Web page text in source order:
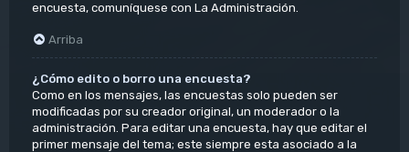
encuesta, comuníquese con La Administración.
Arriba
¿Cómo edito o borro una encuesta?
Como en los mensajes, las encuestas solo pueden ser
modificadas por su creador original, un moderador o la
administración. Para editar una encuesta, hay que editar el
primer mensaje del tema; este siempre esta asociado a la